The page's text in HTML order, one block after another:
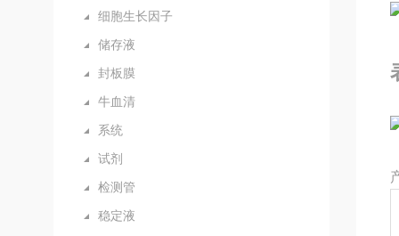
细胞生长因子
储存液
封板膜
牛血清
系统
试剂
检测管
稳定液